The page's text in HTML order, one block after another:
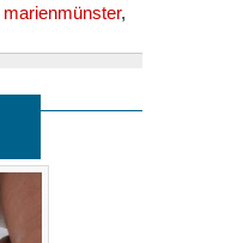
marienmünster,